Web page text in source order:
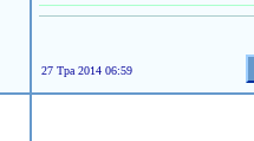
27 Тра 2014 06:59